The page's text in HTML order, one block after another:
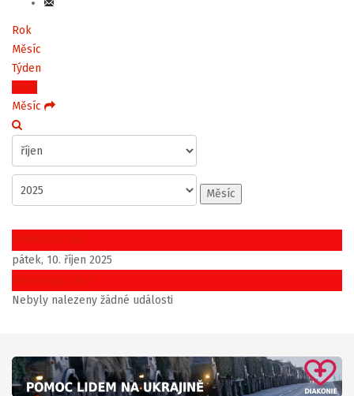
Rok
Měsíc
Týden
Dnes
Měsíc
Měsíc
Předchozí den
pátek, 10. říjen 2025
Následující den
Nebyly nalezeny žádné události